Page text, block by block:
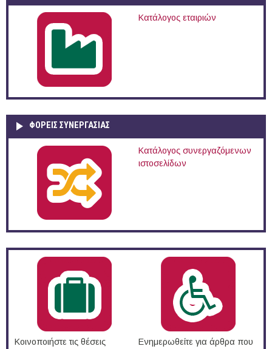
Κατάλογος εταιριών
ΦΟΡΕΙΣ ΣΥΝΕΡΓΑΣΙΑΣ
Κατάλογος συνεργαζόμενων
ιστοσελίδων
Κοινοποιήστε τις θέσεις
Ενημερωθείτε για άρθρα που